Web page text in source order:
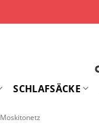
SCHLAFSÄCKE
Moskitonetz